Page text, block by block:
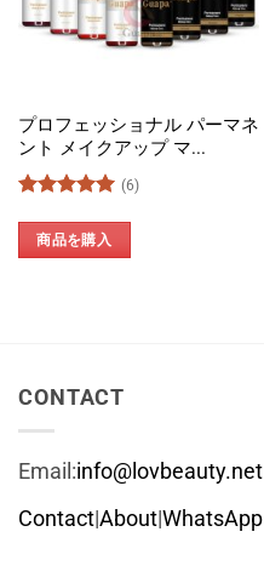
プロフェッショナル パーマネ
ント メイクアップ マ...
評価
(6)
商品を購入
CONTACT
Email:info@lovbeauty.net
Contact|About|WhatsApp